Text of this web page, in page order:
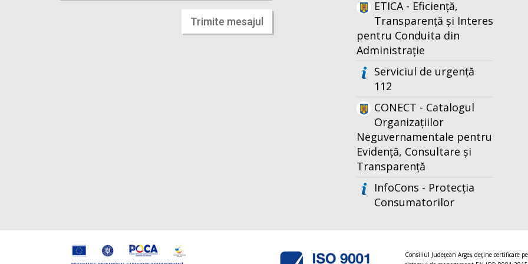
Trimite mesajul
ETICA - Eficiență,
Transparență și Interes
pentru Conduita din
Administrație
Serviciul de urgență
112
CONECT - Catalogul
Organizațiilor
Neguvernamentale pentru
Evidență, Consultare și
Transparență
InfoCons - Protecția
Consumatorilor
Consiliul Judeţean Argeș deţine certificare